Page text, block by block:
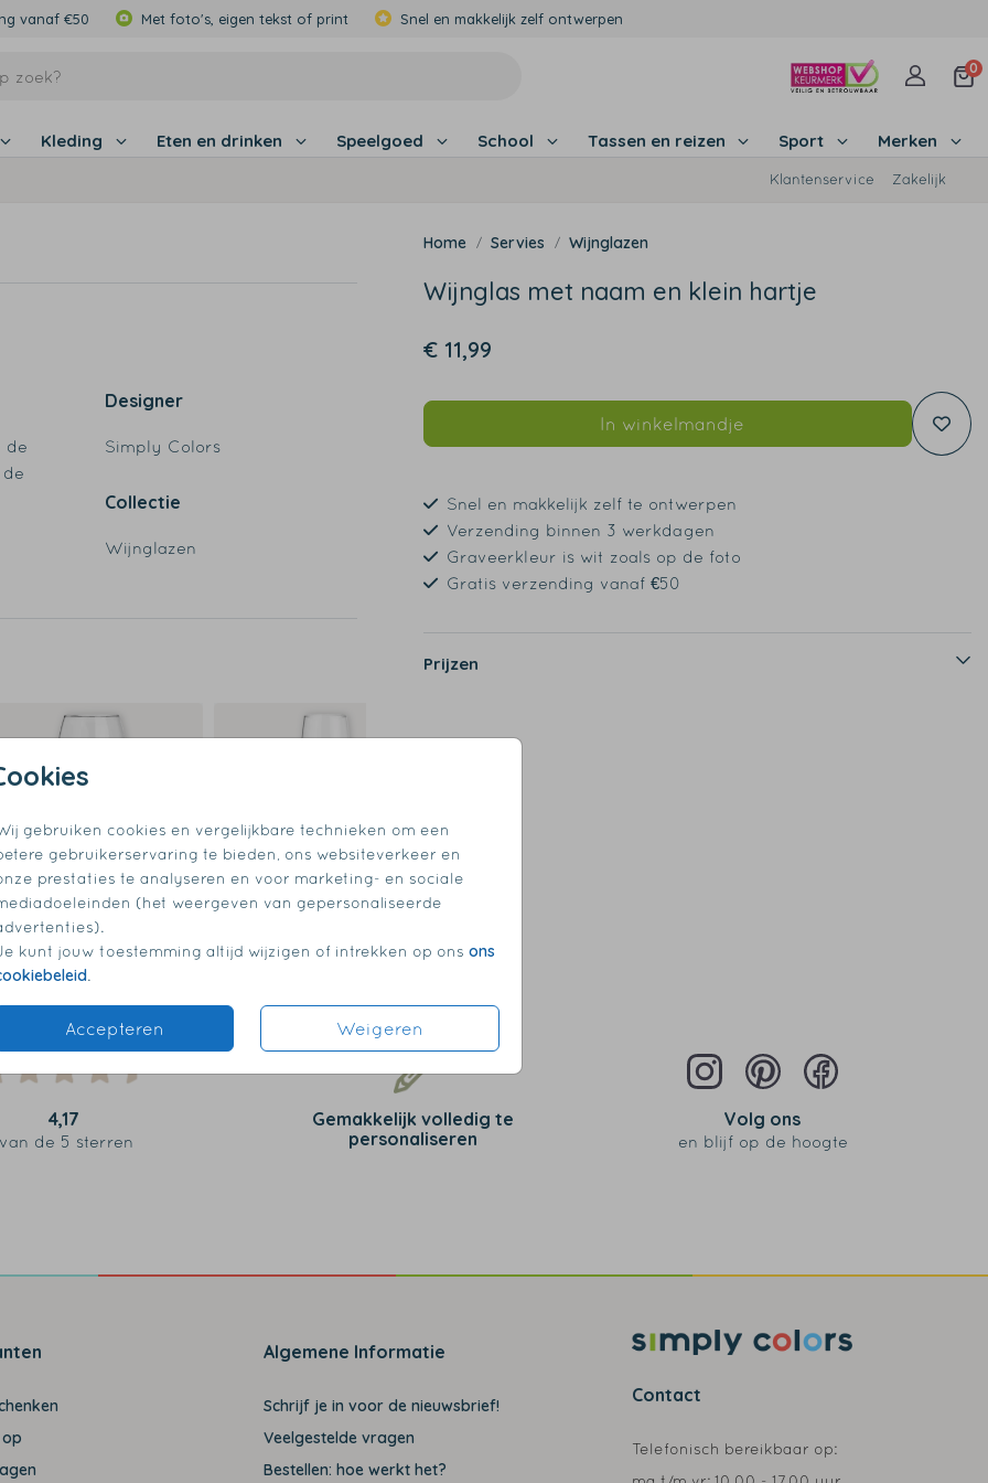
vanaf €50 Met foto's, eigen tekst of print Snel en makkelijk zelf ontwerpen
0
Kleding Eten en drinken Speelgoed School Tassen en reizen Sport Merken
Klantenservice Zakelijk
gebruiken cookies en vergelijkbare technieken om een
gebruikerservaring te bieden, ons websiteverkeer en
prestaties te analyseren en voor marketing- en sociale
(het weergeven van gepersonaliseerde
kunt jouw toestemming altijd wijzigen of intrekken op ons ons
.
Accepteren Weigeren
de
Designer
Simply Colors
Collectie
Wijnglazen
Servies Wijnglazen
Wijnglas met naam en klein hartje
€ 11,99
In winkelmandje
Snel en makkelijk zelf te ontwerpen
Verzending binnen 3 werkdagen
Graveerkleur is wit zoals op de foto
Gratis verzending vanaf €50
Prijzen
4,17
van de 5 sterren
Gemakkelijk volledig te
personaliseren
Volg ons
en blijf op de hoogte
Algemene Informatie
Schrijf je in voor de nieuwsbrief!
Veelgestelde vragen
Bestellen: hoe werkt het?
Contact
Telefonisch bereikbaar op: